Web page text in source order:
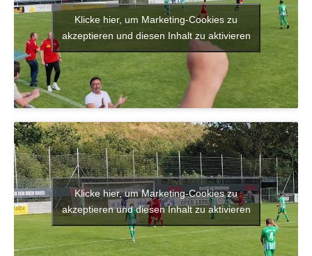
Klicke hier, um Marketing-Cookies zu
akzeptieren und diesen Inhalt zu aktivieren
Klicke hier, um Marketing-Cookies zu
akzeptieren und diesen Inhalt zu aktivieren